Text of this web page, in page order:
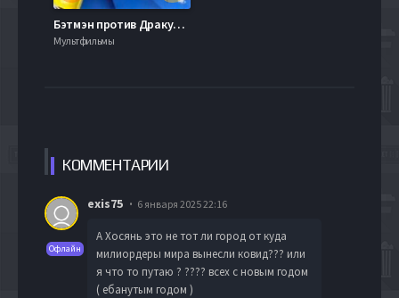
Бэтмэн против Дракулы (2004)
Мультфильмы
КОММЕНТАРИИ
Офлайн
exis75 6 января 2025 22:16
А Хосянь это не тот ли город от куда
милиордеры мира вынесли ковид??? или
я что то путаю ? ???? всех с новым годом
( ебанутым годом )